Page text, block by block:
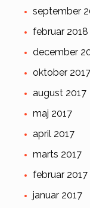
september
februar 2018
december
oktober 2017
august 2017
maj 2017
april 2017
marts 2017
februar 2017
januar 2017